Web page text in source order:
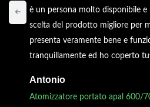
è un persona molto disponibile e
scelta del prodotto migliore per
presenta veramente bene e
tranquillamente ed ho coperto
Antonio
Atomizzatore portato apal 600/